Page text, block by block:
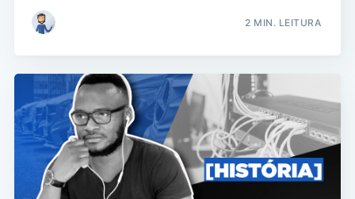
2 MIN. LEITURA